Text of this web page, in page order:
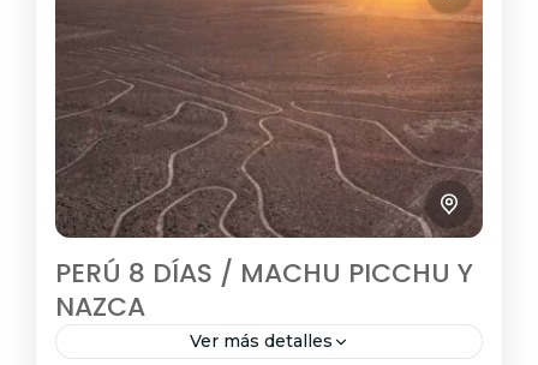
PERÚ 8 DÍAS / MACHU PICCHU Y
NAZCA
Ver más detalles